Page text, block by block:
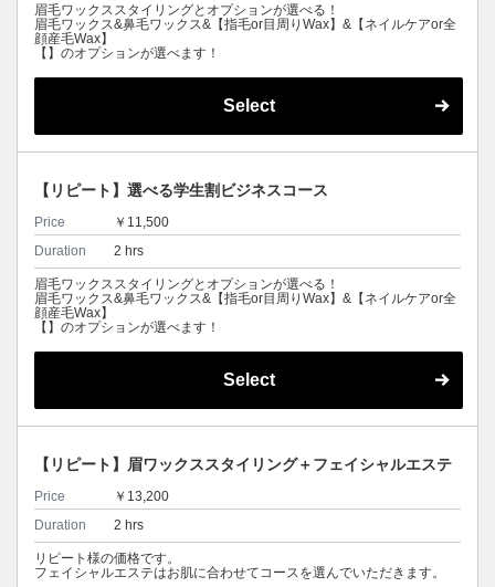
眉毛ワックススタイリングとオプションが選べる！
眉毛ワックス&鼻毛ワックス&【指毛or目周りWax】&【ネイルケアor全
顔産毛Wax】
【】のオプションが選べます！
Select
【リピート】選べる学生割ビジネスコース
Price
￥11,500
Duration
2 hrs
眉毛ワックススタイリングとオプションが選べる！
眉毛ワックス&鼻毛ワックス&【指毛or目周りWax】&【ネイルケアor全
顔産毛Wax】
【】のオプションが選べます！
Select
【リピート】眉ワックススタイリング＋フェイシャルエステ
Price
￥13,200
Duration
2 hrs
リピート様の価格です。
フェイシャルエステはお肌に合わせてコースを選んでいただきます。